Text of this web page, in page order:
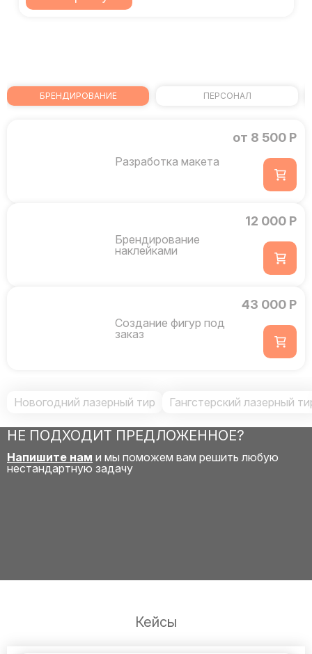
БРЕНДИРОВАНИЕ ПЕРСОНАЛ
Разработка макета
от 8 500 Р
Брендирование
наклейками
12 000 Р
Создание фигур под
заказ
43 000 Р
Новогодний лазерный тир Гангстерский лазерный
НЕ ПОДХОДИТ ПРЕДЛОЖЕННОЕ?
Напишите нам и мы поможем вам решить любую
нестандартную задачу
Кейсы